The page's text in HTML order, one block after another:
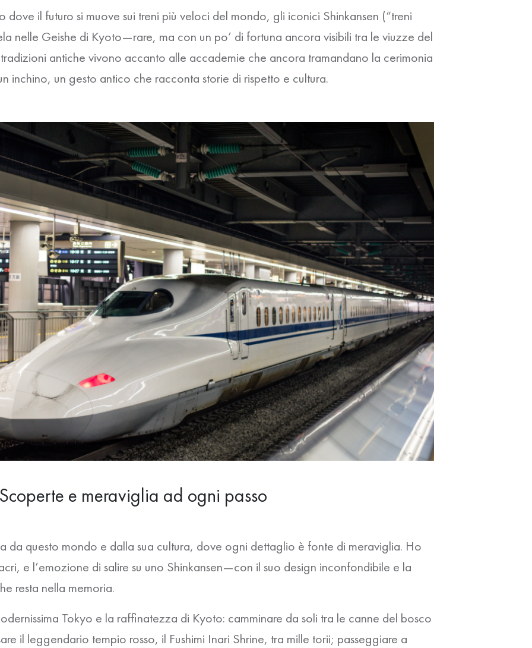
il futuro si muove sui treni più veloci del mondo, gli iconici Shinkansen (“treni
nelle Geishe di Kyoto—rare, ma con un po’ di fortuna ancora visibili tra le viuzze del
antiche vivono accanto alle accademie che ancora tramandano la cerimonia
inchino, un gesto antico che racconta storie di rispetto e cultura.
e meraviglia ad ogni passo
da questo mondo e dalla sua cultura, dove ogni dettaglio è fonte di meraviglia. Ho
e l’emozione di salire su uno Shinkansen—con il suo design inconfondibile e la
resta nella memoria.
Tokyo e la raffinatezza di Kyoto: camminare da soli tra le canne del bosco
il leggendario tempio rosso, il Fushimi Inari Shrine, tra mille torii; passeggiare a